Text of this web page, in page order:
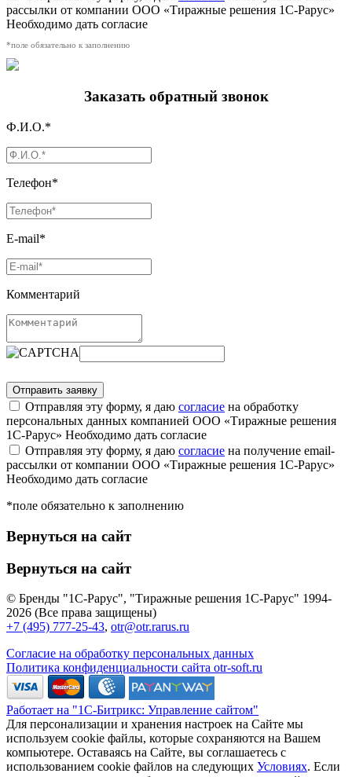
рассылки от компании ООО «Тиражные решения 1С-Рарус»
Необходимо дать согласие
*поле обязательно к заполнению
Заказать обратный звонок
Ф.И.О.*
Телефон*
E-mail*
Комментарий
Отправляя эту форму, я даю согласие на обработку
персональных данных компанией ООО «Тиражные решения
1С-Рарус» Необходимо дать согласие
Отправляя эту форму, я даю согласие на получение email-
рассылки от компании ООО «Тиражные решения 1С-Рарус»
Необходимо дать согласие
*поле обязательно к заполнению
Вернуться на сайт
Вернуться на сайт
© Бренды "1С-Рарус", "Тиражные решения 1С-Рарус" 1994-
2026 (Все права защищены)
+7 (495) 777-25-43, otr@otr.rarus.ru
Согласие на обработку персональных данных
Политика конфиденциальности сайта otr-soft.ru
Работает на "1С-Битрикс: Управление сайтом"
Для персонализации и хранения настроек на Сайте мы
используем cookie файлы, которые сохраняются на Вашем
компьютере. Оставаясь на Сайте, вы соглашаетесь с
использованием cookie файлов на следующих Условиях. Если